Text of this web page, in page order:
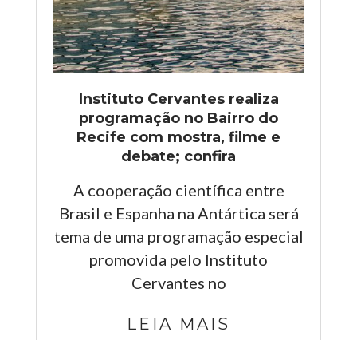
Instituto Cervantes realiza
programação no Bairro do
Recife com mostra, filme e
debate; confira
A cooperação científica entre
Brasil e Espanha na Antártica será
tema de uma programação especial
promovida pelo Instituto
Cervantes no
LEIA MAIS